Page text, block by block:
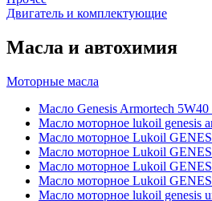
Двигатель и комплектующие
Масла и автохимия
Моторные масла
Масло Genesis Armortech 5W40
Масло моторное lukoil genesis
Масло моторное Lukoil
Масло моторное Lukoil
Масло моторное Lukoil
Масло моторное Lukoil
Масло моторное lukoil genesis